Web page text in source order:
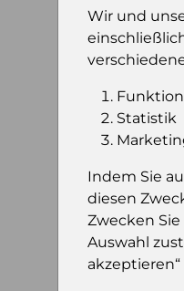
Wir und
Statistik
Indem Sie
diesen
Zwecken
Auswahl